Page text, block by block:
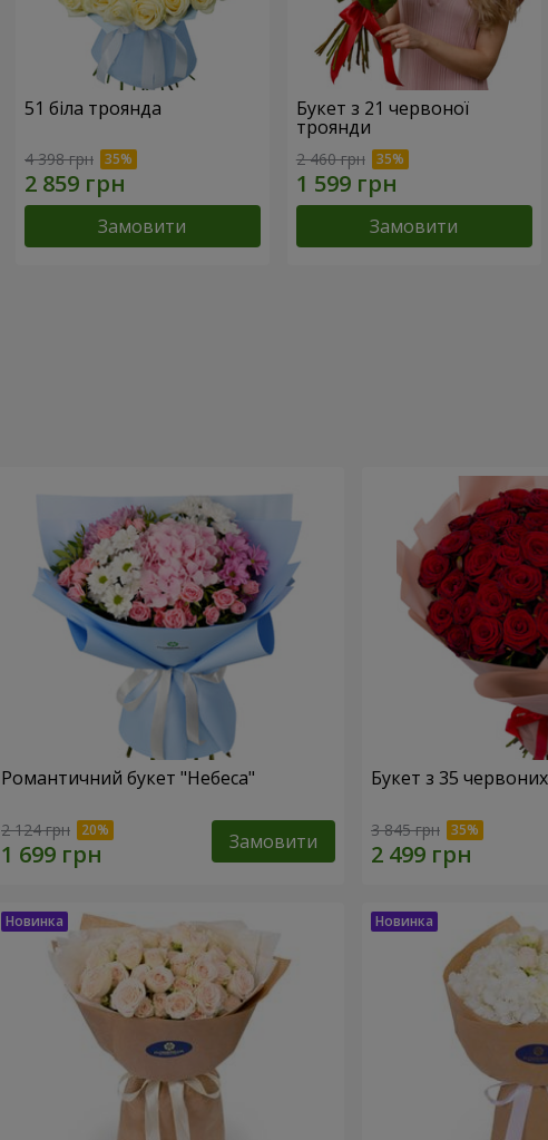
51 біла троянда
4 398 грн
Замовити
Букет з 21 червоної
троянди
2 460 грн
Замовити
Романтичний букет "Небеса"
2 124 грн Замовити
Букет з 35
3 845 грн